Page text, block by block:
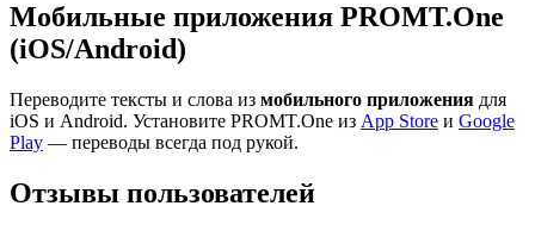
Мобильные приложения PROMT.One
(iOS/Android)
Переводите тексты и слова из мобильного приложения для
iOS и Android. Установите PROMT.One из App Store и Google
Play — переводы всегда под рукой.
Отзывы пользователей